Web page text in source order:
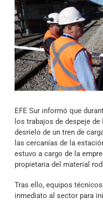
más
grande
EFE Sur informó que
los trabajos de despeje
desrielo de un tren de
las cercanías de la
estuvo a cargo de la
propietaria del material
Tras ello, equipos
inmediato al sector para